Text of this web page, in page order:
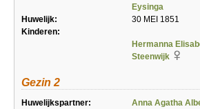
Eysinga
Huwelijk: 30 MEI 1851
Kinderen:
Hermanna
Steenwijk
Gezin 2
Huwelijkspartner: Anna Agatha